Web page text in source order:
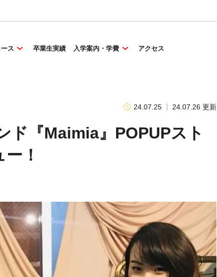
ース 卒業生実績 入学案内・学費 アクセス
24.07.25 24.07.26 更新
ド『Maimia』POPUPスト
！